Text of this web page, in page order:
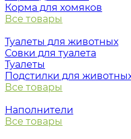
Корма для хомяков
Все товары
Туалеты для животных
Совки для туалета
Туалеты
Подстилки для
Все товары
Наполнители
Все товары